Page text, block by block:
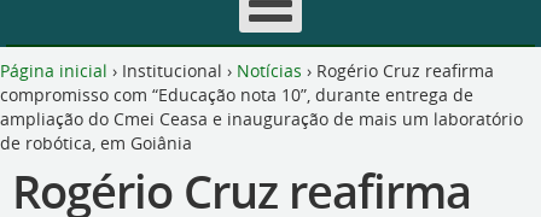
Página inicial › Institucional › Notícias › Rogério Cruz reafirma
compromisso com “Educação nota 10”, durante entrega de
ampliação do Cmei Ceasa e inauguração de mais um laboratório
de robótica, em Goiânia
Rogério Cruz reafirma